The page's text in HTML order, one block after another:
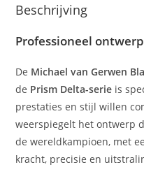
Beschrijving
Professioneel
De Michael van Gerwen
de Prism Delta-serie is
prestaties en stijl willen
weerspiegelt het ontwerp
de wereldkampioen, met
kracht, precisie en